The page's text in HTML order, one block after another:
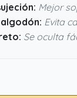
Mejor
Evita
Se oculta